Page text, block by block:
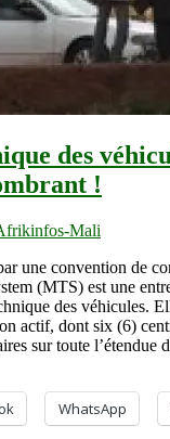
des
!
Mali
une convention de
(MTS) est une
des véhicules.
actif, dont six (6)
sur toute l’étendue
WhatsApp